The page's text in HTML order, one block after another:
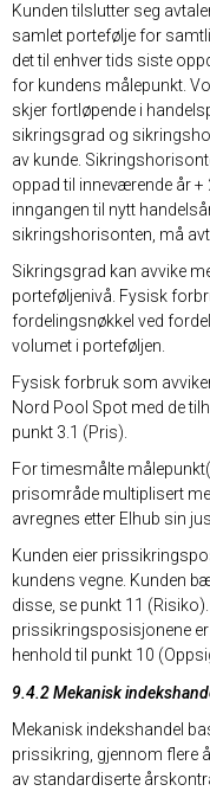
Kunden tilslutter seg
samlet portefølje for
det til enhver tids siste
for kundens målepunkt.
skjer fortløpende i
sikringsgrad og
av kunde.
oppad til inneværende år
inngangen til nytt
sikringshorisonten, må
Sikringsgrad kan avvike
porteføljenivå. Fysisk
fordelingsnøkkel ved
volumet i porteføljen.
Fysisk forbruk som
Nord Pool Spot med de
punkt 3.1 (Pris).
For timesmålte
prisområde multiplisert
avregnes etter Elhub sin
Kunden eier
kundens vegne. Kunden
disse, se punkt 11
prissikringsposisjonene
henhold til punkt 10
9.4.2 Mekanisk
Mekanisk indekshandel
prissikring, gjennom flere
av standardiserte